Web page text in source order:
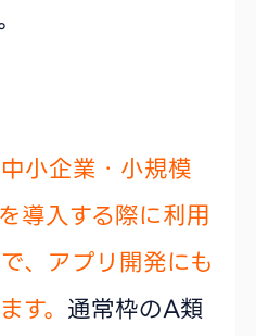
小企業・小規模
導入する際に利用
、アプリ開発にも
す。 通常枠のA類